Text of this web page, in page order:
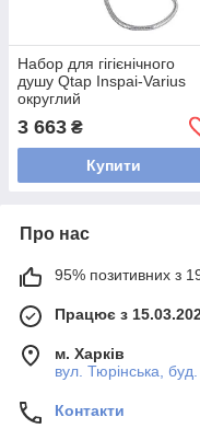
Набор для гігієнічного
душу Qtap Inspai-Varius
округлий
Chrome
3 663 ₴
Купити
Про нас
95% позитивних з 19
Працює з
м. Харків
вул. Тюрінська,
Контакти